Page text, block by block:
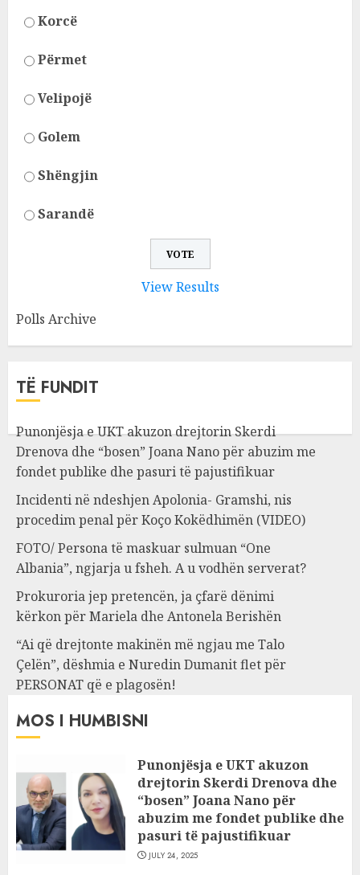
Korcë
Përmet
Velipojë
Golem
Shëngjin
Sarandë
View Results
Polls Archive
TË FUNDIT
Punonjësja e UKT akuzon drejtorin Skerdi
Drenova dhe “bosen” Joana Nano për abuzim me
fondet publike dhe pasuri të pajustifikuar
Incidenti në ndeshjen Apolonia- Gramshi, nis
procedim penal për Koço Kokëdhimën (VIDEO)
FOTO/ Persona të maskuar sulmuan “One
Albania”, ngjarja u fsheh. A u vodhën serverat?
Prokuroria jep pretencën, ja çfarë dënimi
kërkon për Mariela dhe Antonela Berishën
“Ai që drejtonte makinën më ngjau me Talo
Çelën”, dëshmia e Nuredin Dumanit flet për
PERSONAT që e plagosën!
MOS I HUMBISNI
Punonjësja e UKT akuzon
drejtorin Skerdi Drenova dhe
“bosen” Joana Nano për
abuzim me fondet publike dhe
pasuri të pajustifikuar
JULY 24, 2025